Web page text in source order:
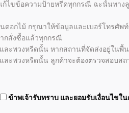
ก้ไขข้อความป้ายหรีดทุกกรณี ฉะนั้นทา
อกไม้ กรุณาให้ข้อมูลและเบอร์โทรศัพ
กสั่งซื้อแล้วทุกกรณี
ละพวงหรีดนั้น หากสถานที่จัดส่งอยู่ในพื้น
ละพวงหรีดนั้น ลูกค้าจะต้องตรวจสอบ
ข้าพเจ้ารับทราบ และยอมรับเงื่อนไขใ